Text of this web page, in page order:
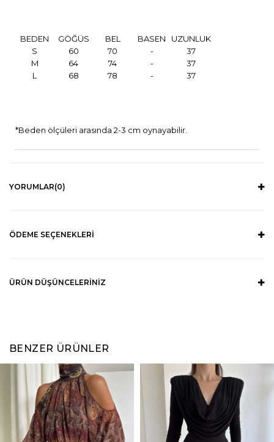
BEDEN GÖĞÜS BEL BASEN
UZUNLUK
S
60 70 -
37
M
64 74 -
37
L
68 78 - 37
*Beden ölçüleri arasında 2-3 cm oynayabilir.
YORUMLAR(0)
ÖDEME SEÇENEKLERI
ÜRÜN DÜŞÜNCELERINIZ
BENZER ÜRÜNLER